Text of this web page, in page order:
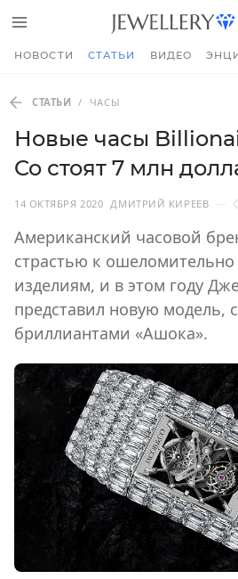
НОВОСТИ СТАТЬИ ВИДЕО
СТАТЬИ / ЧАСЫ
Новые часы
Co стоят 7 млн
14 ОКТЯБРЯ 2020 ДМИТРИЙ КИРЕЕВ
Американский часовой
страстью к
изделиям, и в этом году
представил новую модель,
бриллиантами «Ашока».